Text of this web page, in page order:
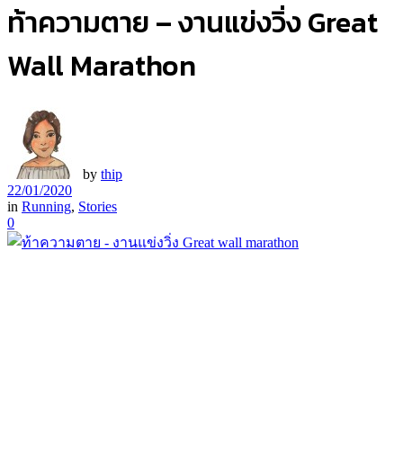
ท้าความตาย – งานแข่งวิ่ง Great
Wall Marathon
by thip
22/01/2020
in Running, Stories
0